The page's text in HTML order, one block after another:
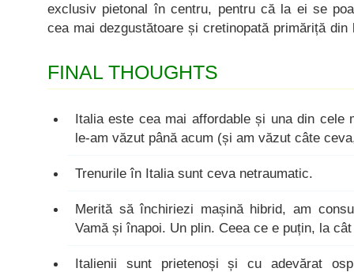
exclusiv pietonal în centru, pentru că la ei se
cea mai dezgustătoare și cretinopată primăriță
FINAL THOUGHTS
Italia este cea mai affordable și una din cele
le-am văzut până acum (și am văzut câte
Trenurile în Italia sunt ceva netraumatic.
Merită să închiriezi mașină hibrid, am
Vamă și înapoi. Un plin. Ceea ce e puțin, la
Italienii sunt prietenoși și cu adevărat